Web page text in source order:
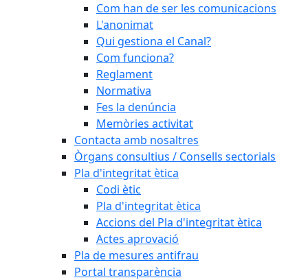
Com han de ser les comunicacions
L'anonimat
Qui gestiona el Canal?
Com funciona?
Reglament
Normativa
Fes la denúncia
Memòries activitat
Contacta amb nosaltres
Òrgans consultius / Consells sectorials
Pla d'integritat ètica
Codi ètic
Pla d'integritat ètica
Accions del Pla d'integritat ètica
Actes aprovació
Pla de mesures antifrau
Portal transparència